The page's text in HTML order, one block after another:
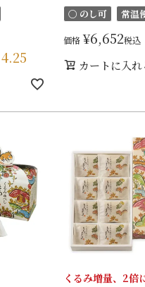
4.25
〇 のし可 常温
価格 ¥6,652税込
カートに入れ
くるみ増量、2倍